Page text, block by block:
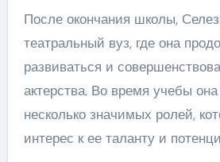
После окончания школы,
театральный вуз, где она
развиваться и
актерства. Во время учебы
несколько значимых ролей,
интерес к ее таланту и